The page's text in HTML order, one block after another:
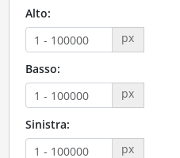
Alto:
px
Basso:
px
Sinistra:
px